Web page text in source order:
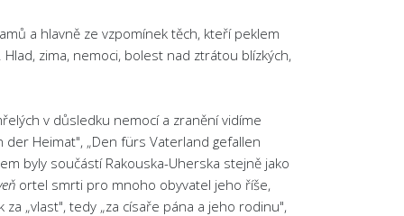
a hlavně ze vzpomínek těch, kteří peklem
zima, nemoci, bolest nad ztrátou blízkých,
v důsledku nemocí a zranění vidíme
Heimat", „Den fürs Vaterland gefallen
byly součástí Rakouska-Uherska stejně jako
ortel smrti pro mnoho obyvatel jeho říše,
„vlast", tedy „za císaře pána a jeho rodinu",